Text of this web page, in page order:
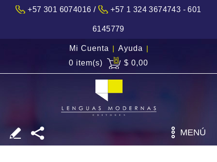
+57 301 6074016 / +57 1 324 3674743 - 601
6145779
Mi Cuenta | Ayuda |
0 item(s)
$ 0,00
MENÚ